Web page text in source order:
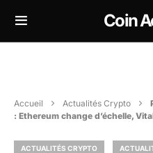
Coin
Accueil Actualités Crypto
: Ethereum change d’échelle,
ACTUALITÉS CRYPTO